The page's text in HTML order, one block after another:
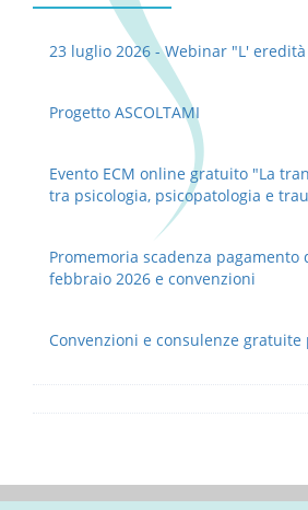
23 luglio 2026 - Webinar "L'
Progetto ASCOLTAMI
Evento ECM online gratuito "La
tra psicologia, psicopatologia e
Promemoria scadenza pagamento
febbraio 2026 e convenzioni
Convenzioni e consulenze